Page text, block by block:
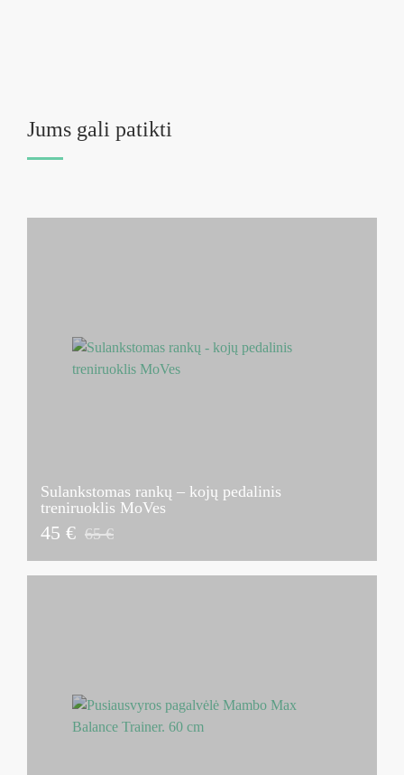
Jums gali patikti
Sulankstomas rankų – kojų pedalinis
treniruoklis MoVes
45 € 65 €